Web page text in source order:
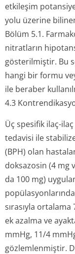
etkileşim
yolu üzerine
Bölüm 5.1.
nitratların
gösterilmiştir. Bu
hangi bir formu
ile beraber
4.3
Üç spesifik ilaç-
tedavisi ile
(BPH) olan
doksazosin (4 mg
da 100 mg)
sırasıyla
ek azalma ve
mmHg, 11/4
gözlemlenmiştir.